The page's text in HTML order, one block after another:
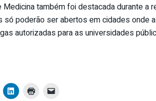
também foi destacada durante a
poderão ser abertos em cidades onde
autorizadas para as universidades